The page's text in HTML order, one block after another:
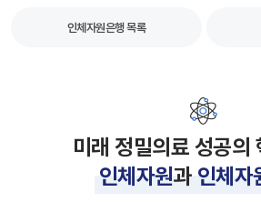
인체자원은행 목록
미래 정밀의료 성공의
인체자원과 인체자